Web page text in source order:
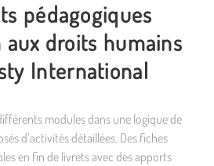
pédagogiques
aux droits humains
International
modules dans une logique de
d’activités détaillées. Des fiches
en fin de livrets avec des apports